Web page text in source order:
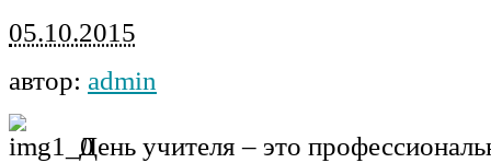
05.10.2015
автор: admin
День учителя – это